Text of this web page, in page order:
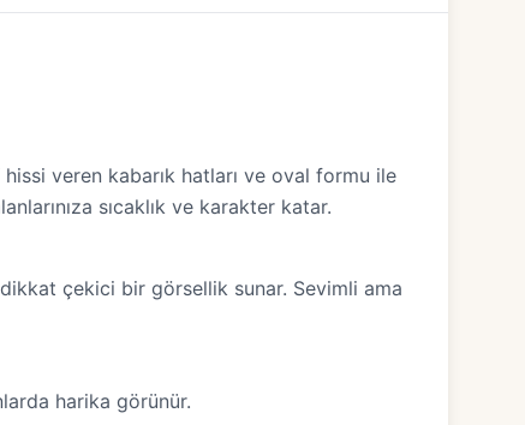
veren kabarık hatları ve oval formu ile
sıcaklık ve karakter katar.
dikkat çekici bir görsellik sunar. Sevimli ama
harika görünür.